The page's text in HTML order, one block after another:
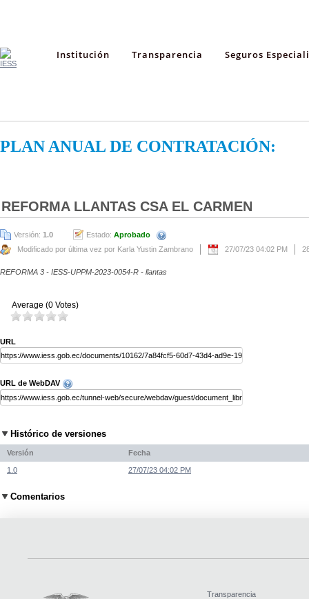
Institución Transparencia Seguros
PLAN ANUAL DE CONTRATACIÓN:
REFORMA LLANTAS CSA EL CARMEN
Versión: 1.0 Estado: Aprobado
Modificado por última vez por Karla Yustin Zambrano
27/07/23 04:02 PM
REFORMA 3 - IESS-UPPM-2023-0054-R - llantas
Average (0 Votes)
URL
URL de WebDAV
Histórico de versiones
Versión Fecha
1.0 27/07/23 04:02 PM
Comentarios
Transparencia